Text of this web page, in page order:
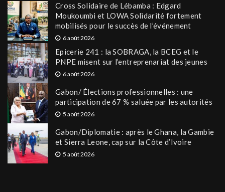
Cross Solidaire de Lébamba : Edgard
Moukoumbi et LOWA Solidarité fortement
mobilisés pour le succès de l’événement
6 août 2026
Epicerie 241 : la SOBRAGA, la BCEG et le
PNPE misent sur l’entreprenariat des jeunes
6 août 2026
Gabon/ Élections professionnelles : une
participation de 67 % saluée par les autorités
5 août 2026
Gabon/Diplomatie : après le Ghana, la Gambie
et Sierra Leone, cap sur la Côte d’Ivoire
5 août 2026